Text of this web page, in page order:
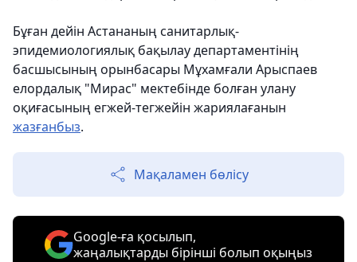
Бұған дейін Астананың санитарлық-
эпидемиологиялық бақылау департаментінің
басшысының орынбасары Мұхамғали Арыспаев
елордалық "Мирас" мектебінде болған улану
оқиғасының егжей-тегжейін жариялағанын
жазғанбыз.
Мақаламен бөлісу
Google-ға қосылып,
жаңалықтарды бірінші болып оқыңыз